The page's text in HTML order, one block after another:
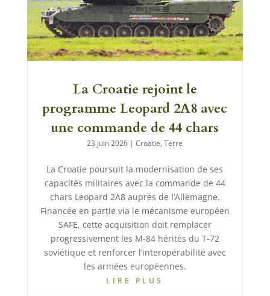
La Croatie rejoint le
programme Leopard 2A8 avec
une commande de 44 chars
23 juin 2026 |Croatie,Terre
La Croatie poursuit la modernisation de ses
capacités militaires avec la commande de 44
chars Leopard 2A8 auprès de l’Allemagne.
Financée en partie via le mécanisme européen
SAFE, cette acquisition doit remplacer
progressivement les M-84 hérités du T-72
soviétique et renforcer l’interopérabilité avec
les armées européennes.
LIRE PLUS